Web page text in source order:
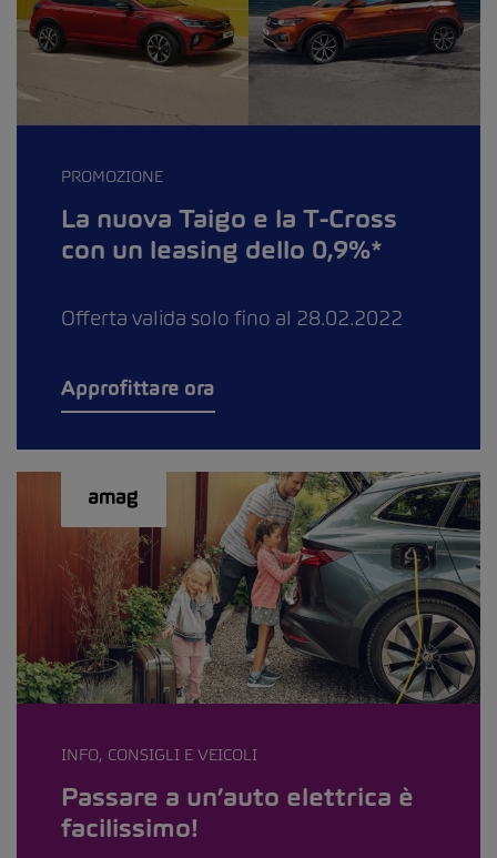
PROMOZIONE
La nuova Taigo e la T-Cross
con un leasing dello 0,9%*
Offerta valida solo fino al 28.02.2022
Approfittare ora
INFO, CONSIGLI E VEICOLI
Passare a un’auto elettrica è
facilissimo!